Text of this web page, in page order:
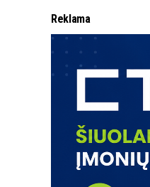
Reklama